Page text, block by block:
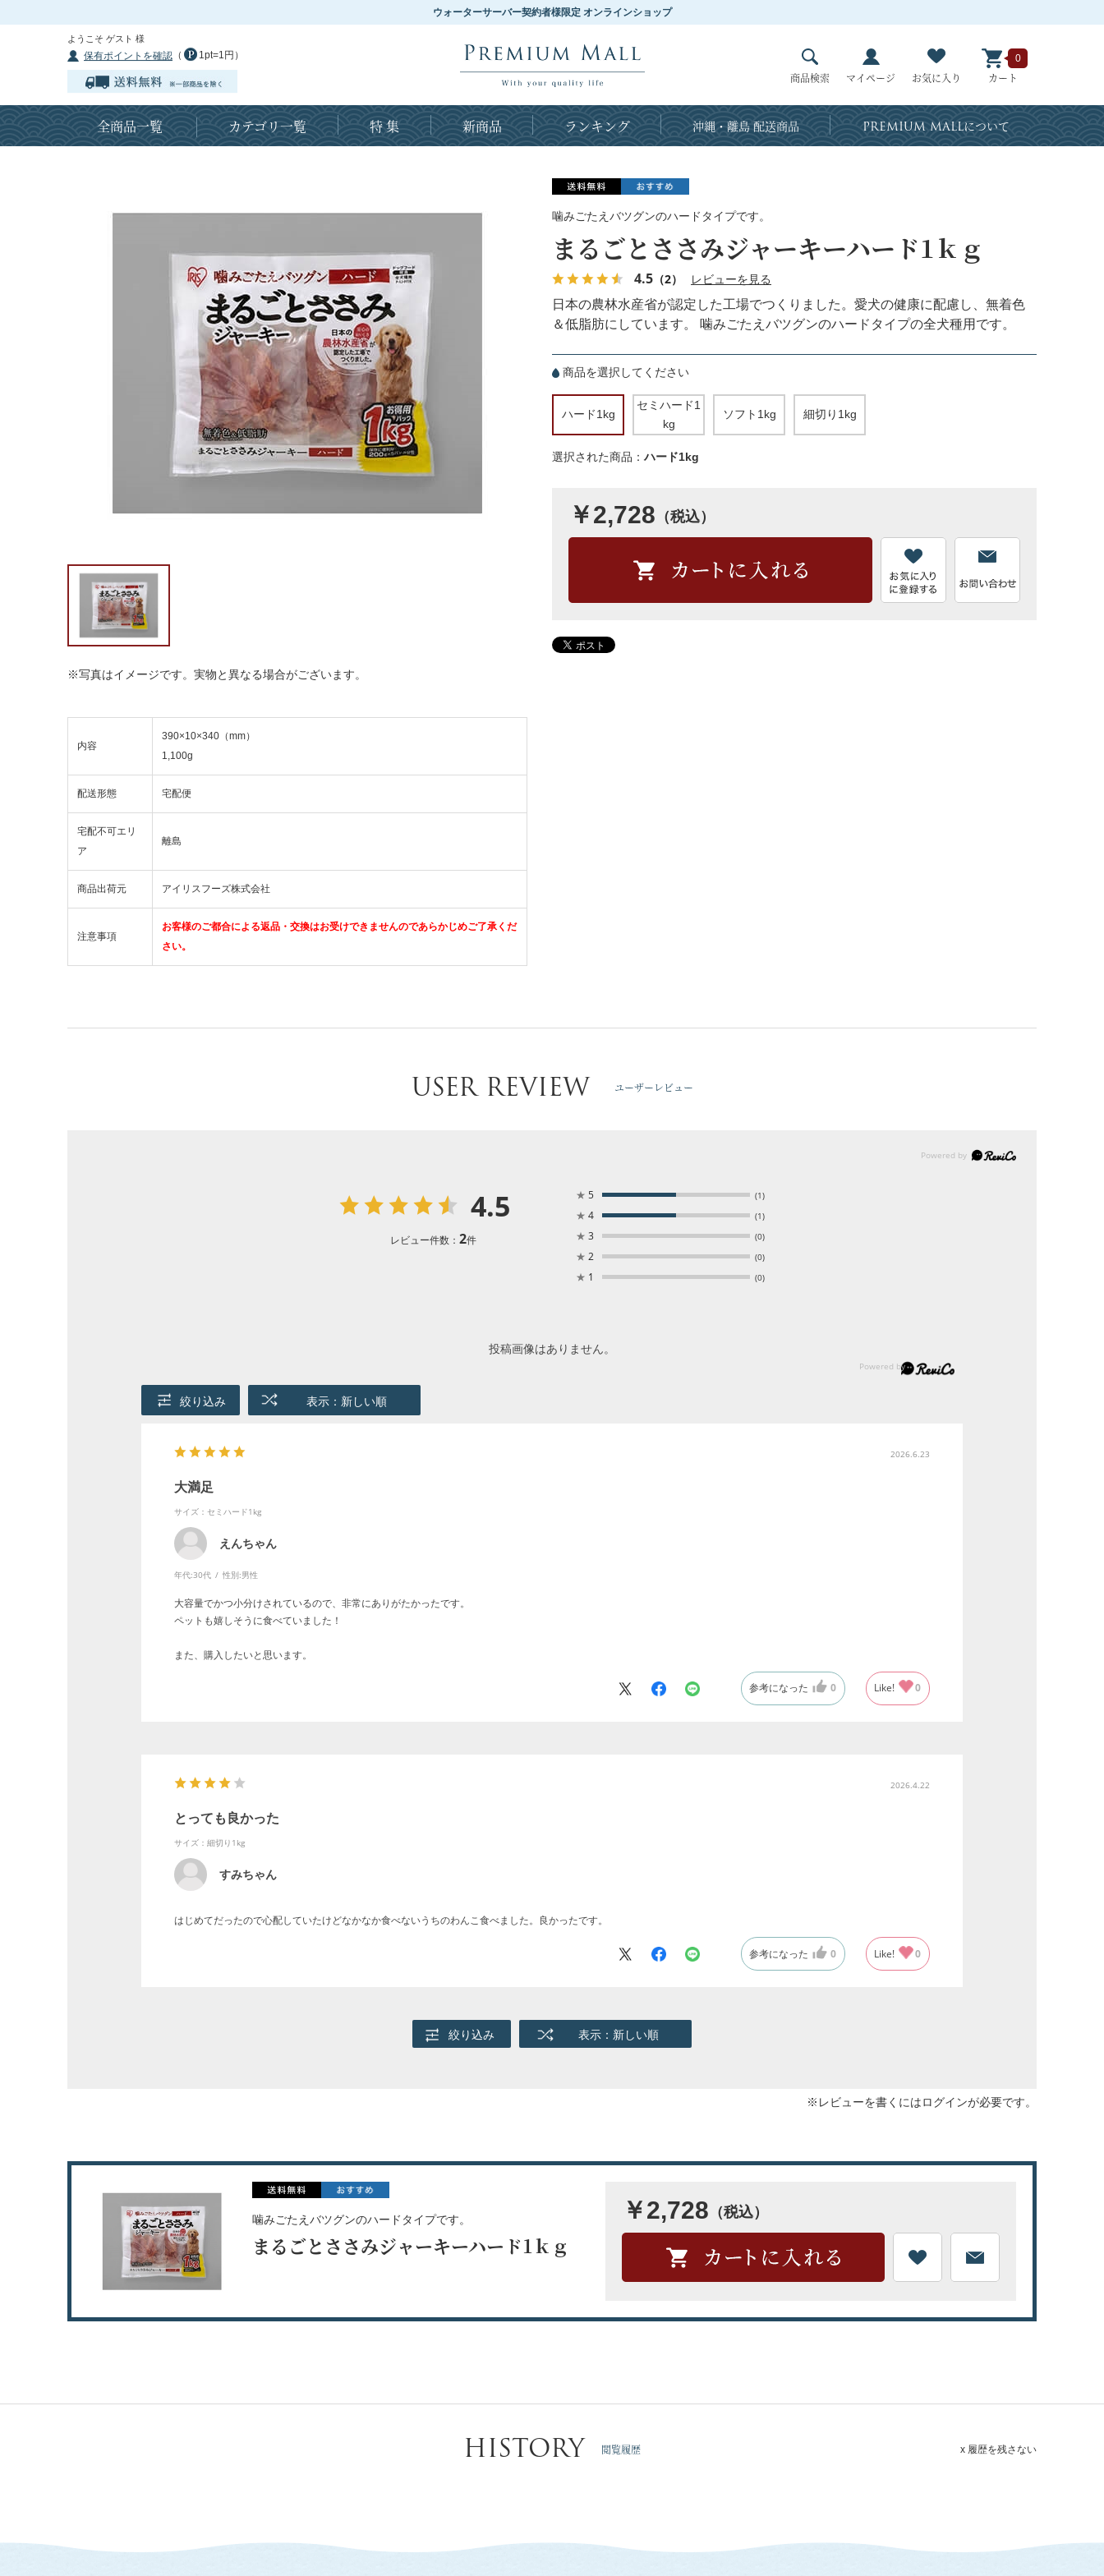
ウォーターサーバー契約者様限定 オンラインショップ
ようこそ ゲスト 様
保有ポイントを確認 （ 1pt=1円）
商品検索 マイページ お気に入り カート
0
全商品一覧 カテゴリ一覧 特 集 新商品 ランキング 沖縄・離島 配送商品 PREMIUM MALLについて
※写真はイメージです。実物と異なる場合がございます。
内容
390×10×340（mm）
1,100g
配送形態 宅配便
宅配不可エリ
ア
離島
商品出荷元 アイリスフーズ株式会社
注意事項
お客様のご都合による返品・交換はお受けできませんのであらかじめご了承くだ
さい。
噛みごたえバツグンのハードタイプです。
まるごとささみジャーキーハード1ｋｇ
4.5 （2） レビューを見る
日本の農林水産省が認定した工場でつくりました。愛犬の健康に配慮し、無着色
＆低脂肪にしています。 噛みごたえバツグンのハードタイプの全犬種用です。
商品を選択してください
ハード1kg
セミハード1
kg
ソフト1kg 細切り1kg
選択された商品：ハード1kg
￥2,728 （税込）
USER REVIEW ユーザーレビュー
4.5
レビュー件数： 2件
★ 5 (1)
★ 4 (1)
★ 3 (0)
★ 2 (0)
★ 1 (0)
投稿画像はありません。
絞り込み 表示：新しい順
2026.6.23
大満足
サイズ：セミハード1kg
えんちゃん
年代:30代 性別:男性
大容量でかつ小分けされているので、非常にありがたかったです。
ペットも嬉しそうに食べていました！
また、購入したいと思います。
参考になった 0 Like! 0
2026.4.22
とっても良かった
サイズ：細切り1kg
すみちゃん
はじめてだったので心配していたけどなかなか食べないうちのわんこ食べました。良かったです。
参考になった 0 Like! 0
絞り込み 表示：新しい順
※レビューを書くにはログインが必要です。
噛みごたえバツグンのハードタイプです。
まるごとささみジャーキーハード1ｋｇ
￥2,728 （税込）
HISTORY 閲覧履歴 x 履歴を残さない